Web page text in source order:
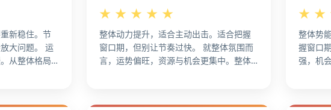
成长期资
少反复。 整体上，更便于把资料与节点梳
理清楚。
会，更
新稳住。节
大问题。 运
从整体格局
★ ★ ★ ★ ★
整体动力提升，适合主动出击。适合把握
窗口期，但别让节奏过快。 就整体氛围而
言，运势偏旺，资源与机会更集中。整体
★ ★
整体势
握窗口
强，机